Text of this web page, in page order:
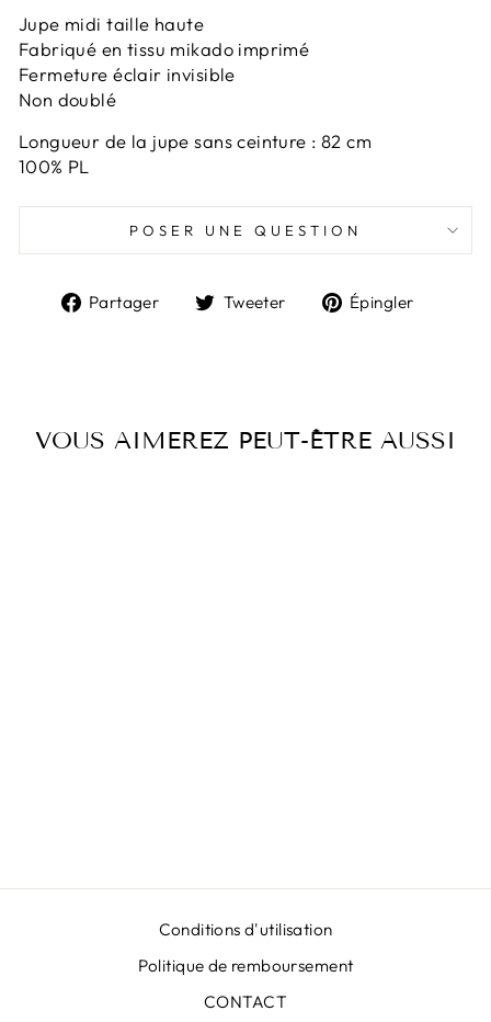
Jupe midi taille haute
Fabriqué en tissu mikado imprimé
Fermeture éclair invisible
Non doublé
Longueur de la jupe sans ceinture : 82 cm
100% PL
POSER UNE QUESTION
Partager
PartagerTweeter
TweeterÉpingler
VOUS AIMEREZ PEUT-ÊTRE AUSSI
Conditions d'utilisation
Politique de remboursement
CONTACT